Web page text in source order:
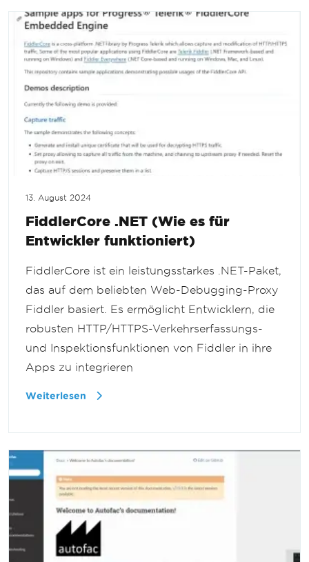
13. August 2024
FiddlerCore .NET (Wie es für
Entwickler funktioniert)
FiddlerCore ist ein leistungsstarkes .NET-Paket,
das auf dem beliebten Web-Debugging-Proxy
Fiddler basiert. Es ermöglicht Entwicklern, die
robusten HTTP/HTTPS-Verkehrserfassungs-
und Inspektionsfunktionen von Fiddler in ihre
Apps zu integrieren
Weiterlesen